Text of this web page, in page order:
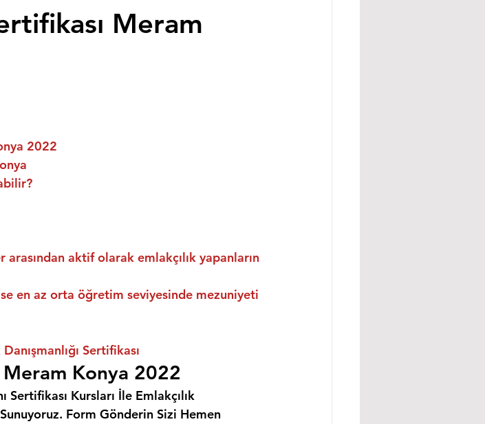
Meram
2022
aktif olarak emlakçılık yapanların
en az orta öğretim seviyesinde mezuniyeti
Sertifikası
Meram Konya 2022
Kursları İle Emlakçılık
Form Gönderin Sizi Hemen